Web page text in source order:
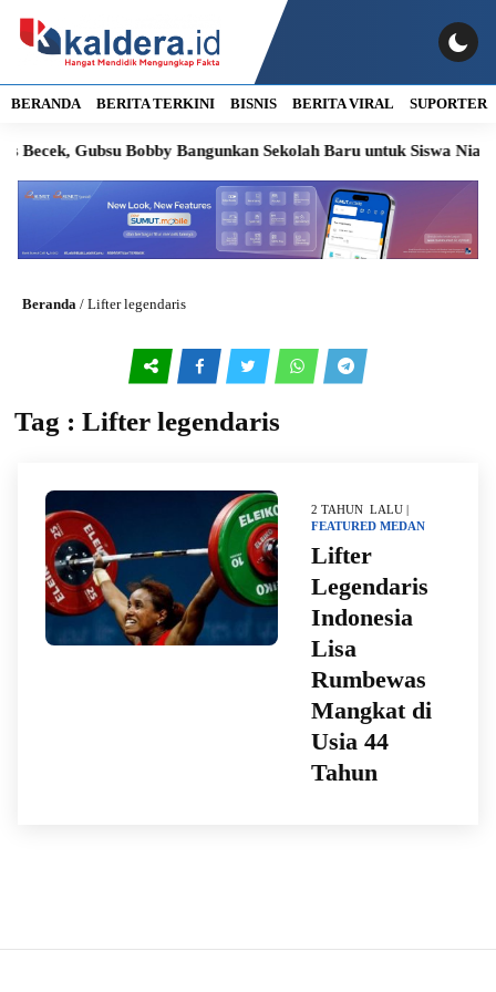
BERANDA BERITA TERKINI BISNIS BERITA VIRAL SUPORTER
Gubsu Bobby Bangunkan Sekolah Baru untuk Siswa Nias
Beranda / Lifter legendaris
Tag : Lifter legendaris
2 TAHUN LALU |
FEATURED MEDAN
Lifter
Legendaris
Indonesia
Lisa
Rumbewas
Mangkat di
Usia 44
Tahun